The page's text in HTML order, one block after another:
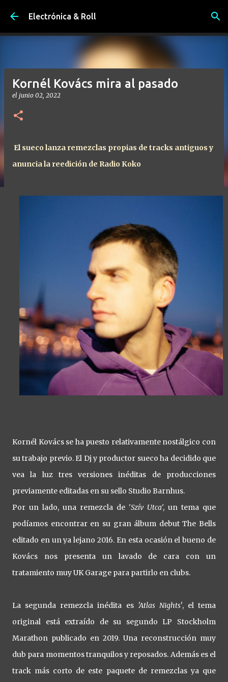
Ir al contenido principal
Electrónica & Roll
Kornél Kovács mira al pasado
el junio 02, 2022
El sueco lanza remezclas propias de tracks antiguos y
anuncia la reedición de Radio Koko
Kornél Kovács se ha puesto relativamente nostálgico con
su trabajo previo. El Dj y productor sueco ha decidido que
vea la luz tres versiones inéditas de producciones
previamente editadas en su sello Studio Barnhus.
Por un lado, una remezcla de 'Szív Utca', un tema que
podíamos encontrar en su gran álbum debut The Bells
editado en un ya lejano 2016. En esta ocasión el bueno de
Kovács nos presenta un lavado de cara con un
tratamiento muy UK Garage para partirlo en clubs.
La segunda remezcla inédita es'Atlas Nights', el tema
original está extraído de su segundo LP Stockholm
Marathon publicado en 2019. Una reconstrucción muy
dub para momentos tranquilos y reposados. Además es el
track más corto de este paquete de remezclas ya que